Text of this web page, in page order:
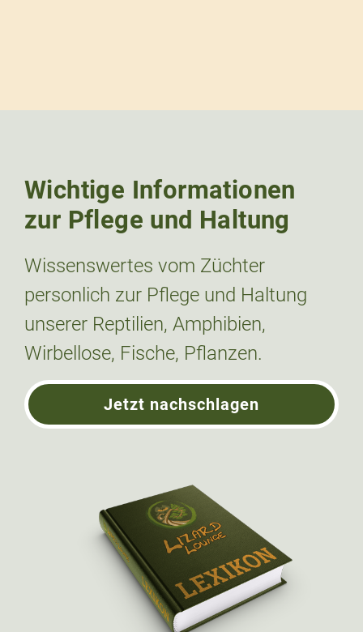
Wichtige Informationen
zur Pflege und Haltung
Wissenswertes vom Züchter
personlich zur Pflege und Haltung
unserer Reptilien, Amphibien,
Wirbellose, Fische, Pflanzen.
Jetzt nachschlagen